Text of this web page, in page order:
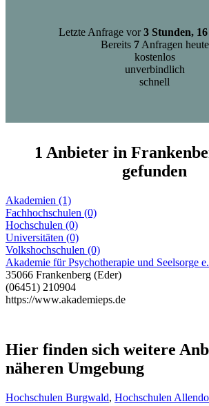
Letzte Anfrage vor3 Stunden,
Bereits 7Anfragen heute
kostenlos
unverbindlich
schnell
1 Anbieter in
gefunden
Akademien (1)
Fachhochschulen (0)
Hochschulen (0)
Universitäten (0)
Volkshochschulen (0)
Akademie für Psychotherapie und Seelsorge
35066 Frankenberg (Eder)
(06451) 210904
https://www.akademieps.de
Hier finden sich weitere
näheren Umgebung
Hochschulen Burgwald, Hochschulen